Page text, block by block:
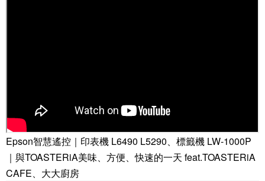
Epson智慧遙控｜印表機 L6490 L5290、標籤機 LW-1000P
｜與TOASTERiA美味、方便、快速的一天 feat.TOASTERiA
CAFE、大大廚房